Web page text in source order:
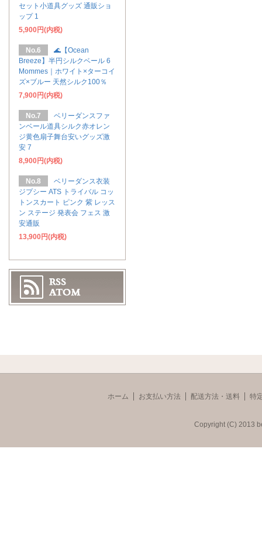
セット小道具グッズ 通販ショ
ップ 1
5,900円(内税)
No.6
🌊【Ocean
Breeze】半円シルクベール 6
Mommes｜ホワイト×ターコイ
ズ×ブルー 天然シルク100％
7,900円(内税)
No.7
ベリーダンスファ
ンベール道具シルク赤オレン
ジ黄色扇子舞台安いグッズ激
安 7
8,900円(内税)
No.8
ベリーダンス衣装
ジプシー ATS トライバル コッ
トンスカート ピンク 紫 レッス
ン ステージ 発表会 フェス 激
安通販
13,900円(内税)
ホーム お支払い方法 配送方法・送料 特
Copyright (C) 2013